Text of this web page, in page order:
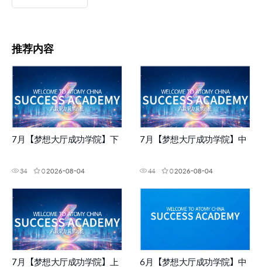
推荐内容
7月【梦想大厅成功学院】下
34 02026-08-04
7月【梦想大厅成功学院】中
44 02026-08-04
7月【梦想大厅成功学院】上 6月【梦想大厅成功学院】中